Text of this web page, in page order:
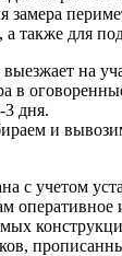
замера
также для
на
в
3 дня.
и
с учетом
оперативное